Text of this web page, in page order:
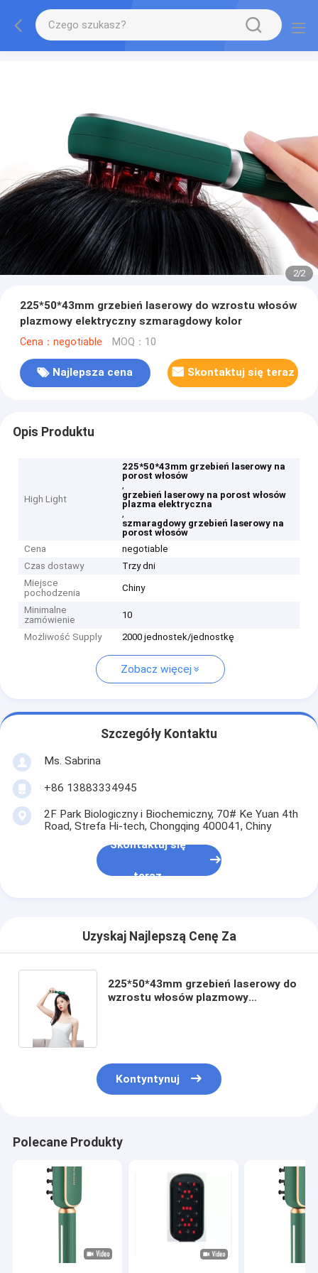
2/2
225*50*43mm grzebień laserowy do wzrostu włosów
plazmowy elektryczny szmaragdowy kolor
Cena：negotiable MOQ：10
Najlepsza cena Skontaktuj się teraz
Opis Produktu
High Light
225*50*43mm grzebień laserowy na
porost włosów
,
grzebień laserowy na porost włosów
plazma elektryczna
,
szmaragdowy grzebień laserowy na
porost włosów
Cena
negotiable
Czas dostawy
Trzy dni
Miejsce
pochodzenia
Chiny
Minimalne
zamówienie
10
Możliwość Supply 2000 jednostek/jednostkę
Zobacz więcej
Szczegóły Kontaktu
Ms. Sabrina
+86 13883334945
2F Park Biologiczny i Biochemiczny, 70# Ke Yuan 4th
Road, Strefa Hi-tech, Chongqing 400041, Chiny
Skontaktuj się
teraz
Uzyskaj Najlepszą Cenę Za
225*50*43mm grzebień laserowy do
wzrostu włosów plazmowy
Kontyntynuj
Polecane Produkty